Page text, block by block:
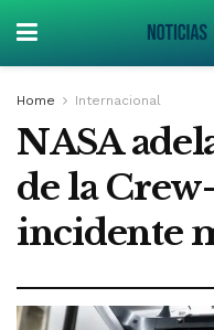
Home Internacional
NASA
de la
incidente